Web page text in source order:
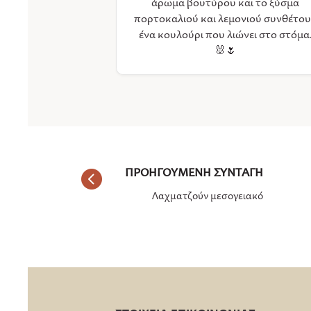
άρωμα βουτύρου και τo ξύσμα
πορτοκαλιού και λεμονιού
ένα κουλούρι που λιώνει στο
🐰🌷
Λαχματζούν μεσογειακό